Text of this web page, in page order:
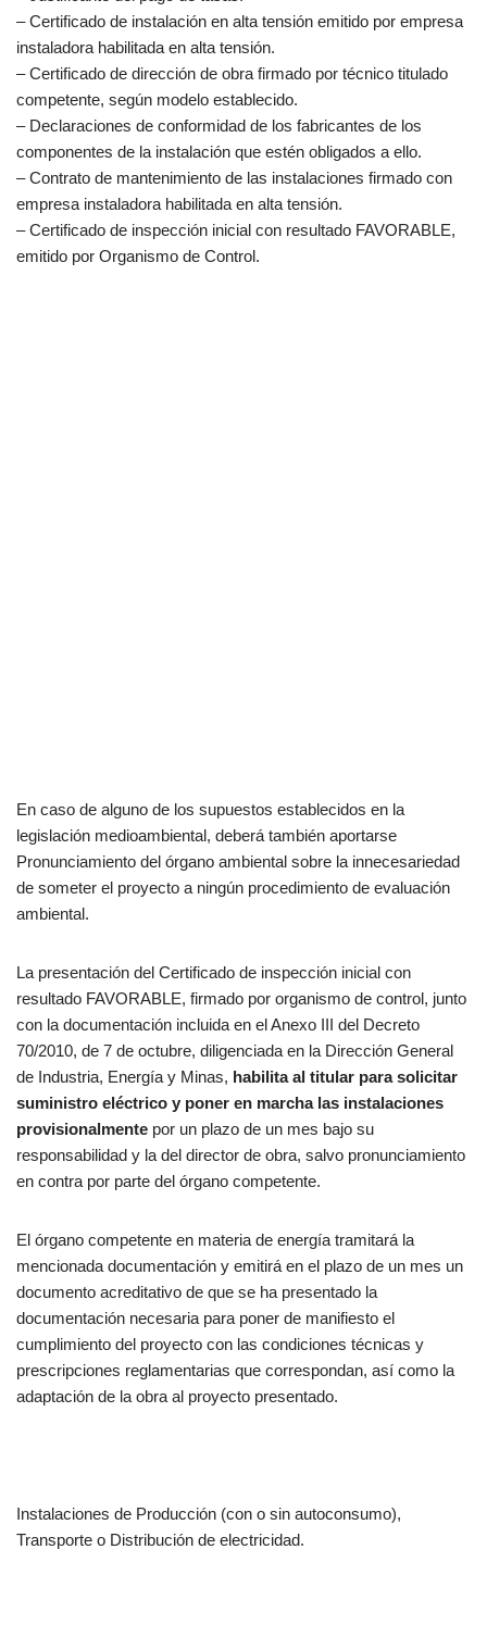
– Certificado de instalación en alta tensión emitido por empresa
instaladora habilitada en alta tensión.
– Certificado de dirección de obra firmado por técnico titulado
competente, según modelo establecido.
– Declaraciones de conformidad de los fabricantes de los
componentes de la instalación que estén obligados a ello.
– Contrato de mantenimiento de las instalaciones firmado con
empresa instaladora habilitada en alta tensión.
– Certificado de inspección inicial con resultado FAVORABLE,
emitido por Organismo de Control.
En caso de alguno de los supuestos establecidos en la
legislación medioambiental, deberá también aportarse
Pronunciamiento del órgano ambiental sobre la innecesariedad
de someter el proyecto a ningún procedimiento de evaluación
ambiental.
La presentación del Certificado de inspección inicial con
resultado FAVORABLE, firmado por organismo de control, junto
con la documentación incluida en el Anexo III del Decreto
70/2010, de 7 de octubre, diligenciada en la Dirección General
de Industria, Energía y Minas, habilita al titular para solicitar
suministro eléctrico y poner en marcha las instalaciones
provisionalmente por un plazo de un mes bajo su
responsabilidad y la del director de obra, salvo pronunciamiento
en contra por parte del órgano competente.
El órgano competente en materia de energía tramitará la
mencionada documentación y emitirá en el plazo de un mes un
documento acreditativo de que se ha presentado la
documentación necesaria para poner de manifiesto el
cumplimiento del proyecto con las condiciones técnicas y
prescripciones reglamentarias que correspondan, así como la
adaptación de la obra al proyecto presentado.
Instalaciones de Producción (con o sin autoconsumo),
Transporte o Distribución de electricidad.